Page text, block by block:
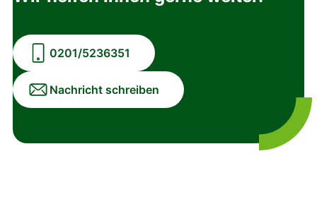
0201/5236351
Nachricht schreiben